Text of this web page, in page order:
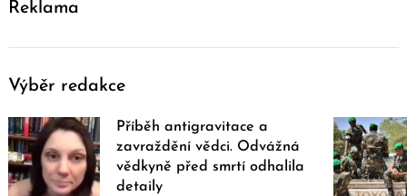
Reklama
Výběr redakce
Příběh antigravitace a
zavraždění vědci. Odvážná
vědkyně před smrtí odhalila
detaily